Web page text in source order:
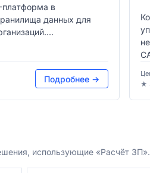
платформа в
данных для
Подробнее →
★
использующие «Расчёт ЗП».